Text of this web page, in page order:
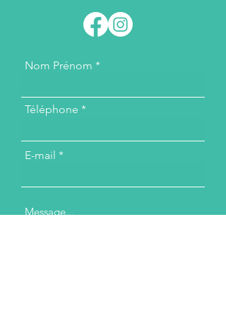
Nom Prénom
Téléphone
E-mail
Message...